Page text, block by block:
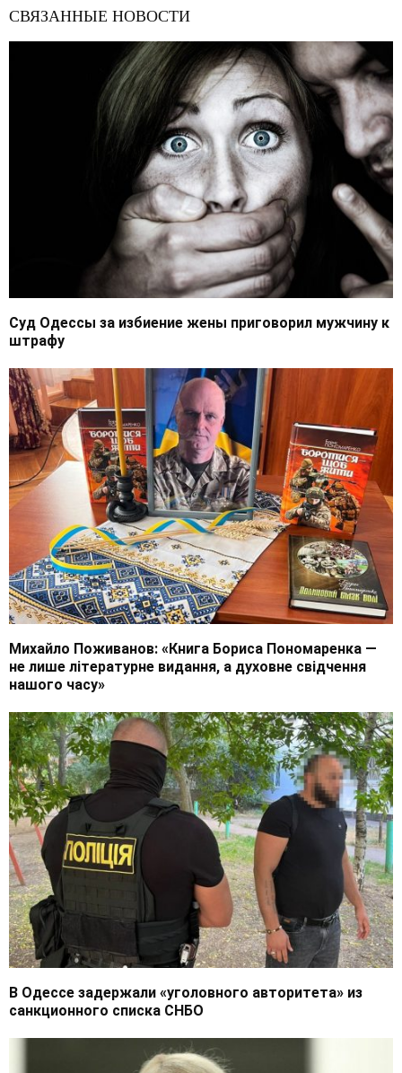
СВЯЗАННЫЕ НОВОСТИ
Суд Одессы за избиение жены приговорил мужчину к
штрафу
Михайло Поживанов: «Книга Бориса Пономаренка —
не лише літературне видання, а духовне свідчення
нашого часу»
В Одессе задержали «уголовного авторитета» из
санкционного списка СНБО